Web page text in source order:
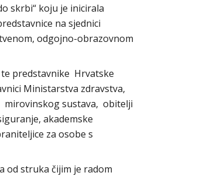
skrbi“ koju je inicirala
na sjednici
odgojno-obrazovnom
predstavnike Hrvatske
Ministarstva zdravstva,
mirovinskog sustava, obitelji
akademske
za osobe s
od struka čijim je radom